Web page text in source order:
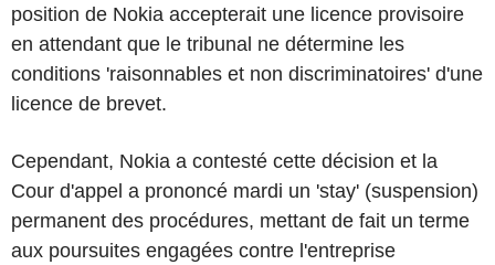
position de Nokia accepterait une licence provisoire
en attendant que le tribunal ne détermine les
conditions 'raisonnables et non discriminatoires' d'une
licence de brevet.
Cependant, Nokia a contesté cette décision et la
Cour d'appel a prononcé mardi un 'stay' (suspension)
permanent des procédures, mettant de fait un terme
aux poursuites engagées contre l'entreprise